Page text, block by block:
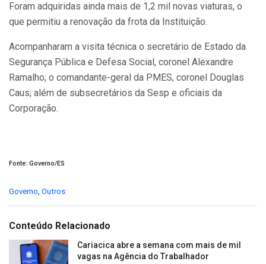
Foram adquiridas ainda mais de 1,2 mil novas viaturas, o
que permitiu a renovação da frota da Instituição.
Acompanharam a visita técnica o secretário de Estado da
Segurança Pública e Defesa Social, coronel Alexandre
Ramalho; o comandante-geral da PMES, coronel Douglas
Caus; além de subsecretários da Sesp e oficiais da
Corporação.
Fonte: Governo/ES
C
e
Governo, Outros
Conteúdo Relacionado
Cariacica abre a semana com mais de mil
vagas na Agência do Trabalhador